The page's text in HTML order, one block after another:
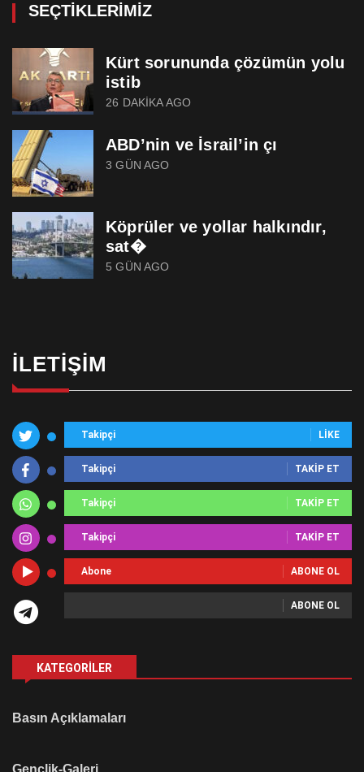
SEÇTIKLERIMIZ
Kürt sorununda çözümün yolu
istib
26 DAKIKA AGO
ABD’nin ve İsrail’in çı
3 GÜN AGO
Köprüler ve yollar halkındır,
sat�
5 GÜN AGO
İLETIŞIM
Takipçi LIKE
Takipçi TAKIP ET
Takipçi TAKIP ET
Takipçi TAKIP ET
Abone ABONE OL
ABONE OL
KATEGORILER
Basın Açıklamaları
Gençlik-Galeri